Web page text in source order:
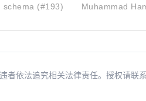
schema (#193) Muhammad
者依法追究相关法律责任。授权请联